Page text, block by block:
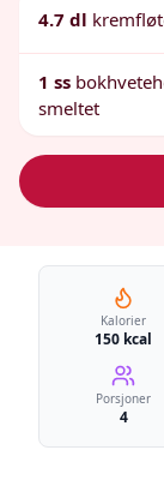
4.7 dl
1 ss
smeltet
Kalorier
150 kcal
Porsjoner
4